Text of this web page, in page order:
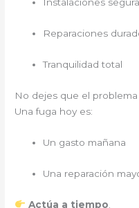
Instalaciones
Reparaciones
Tranquilidad total
No dejes que el
Una fuga hoy es:
Un gasto mañana
Una reparación
Actúa a tiempo